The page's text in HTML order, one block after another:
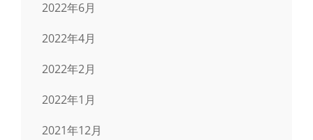
2022年6月
2022年4月
2022年2月
2022年1月
2021年12月